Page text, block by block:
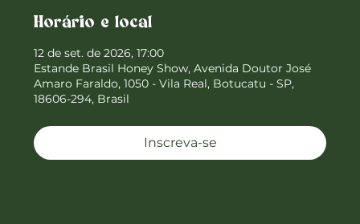
Horário e local
12 de set. de 2026, 17:00
Estande Brasil Honey Show, Avenida Doutor José
Amaro Faraldo, 1050 - Vila Real, Botucatu - SP,
18606-294, Brasil
Inscreva-se